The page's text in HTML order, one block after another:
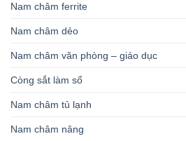
Nam châm ferrite
Nam châm dẻo
Nam châm văn phòng – giáo dục
Còng sắt làm sổ
Nam châm tủ lạnh
Nam châm nâng